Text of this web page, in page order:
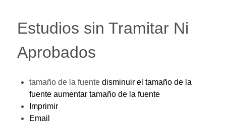
Estudios sin Tramitar Ni
Aprobados
tamaño de la fuente disminuir el tamaño de la
fuente aumentar tamaño de la fuente
Imprimir
Email